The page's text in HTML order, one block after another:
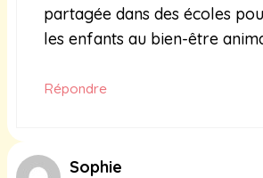
partagée dans des écoles
les enfants au bien-être
Répondre
Sophie